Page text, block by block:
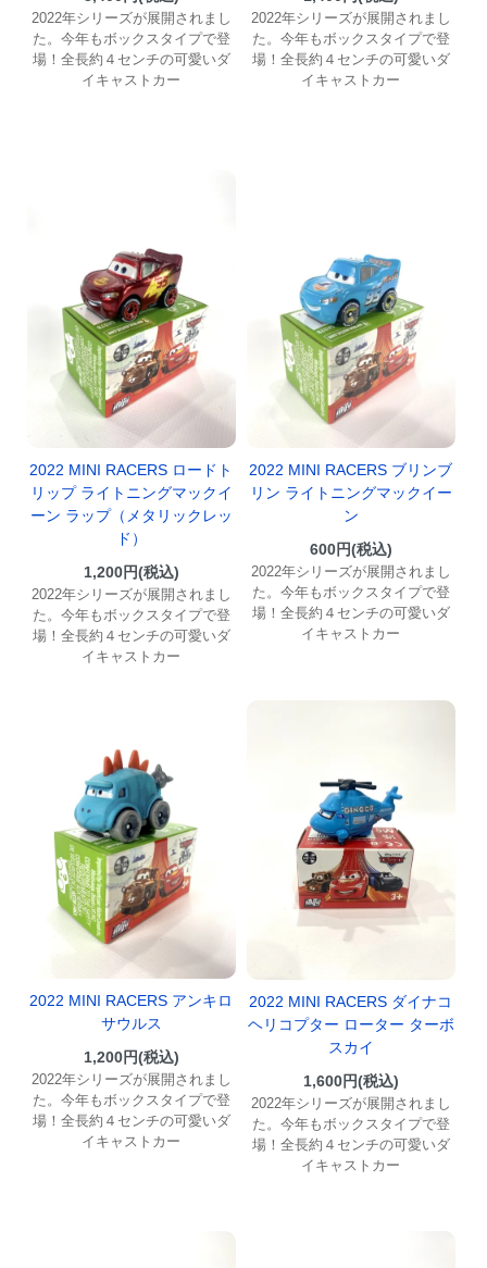
2022年シリーズが展開されまし
た。今年もボックスタイプで登
場！全長約４センチの可愛いダ
イキャストカー
2022年シリーズが展開されまし
た。今年もボックスタイプで登
場！全長約４センチの可愛いダ
イキャストカー
2022 MINI RACERS ロードト
リップ ライトニングマックイ
ーン ラップ（メタリックレッ
ド）
1,200円(税込)
2022年シリーズが展開されまし
た。今年もボックスタイプで登
場！全長約４センチの可愛いダ
イキャストカー
2022 MINI RACERS ブリンブ
リン ライトニングマックイー
ン
600円(税込)
2022年シリーズが展開されまし
た。今年もボックスタイプで登
場！全長約４センチの可愛いダ
イキャストカー
2022 MINI RACERS アンキロ
サウルス
1,200円(税込)
2022年シリーズが展開されまし
た。今年もボックスタイプで登
場！全長約４センチの可愛いダ
イキャストカー
2022 MINI RACERS ダイナコ
ヘリコプター ローター ターボ
スカイ
1,600円(税込)
2022年シリーズが展開されまし
た。今年もボックスタイプで登
場！全長約４センチの可愛いダ
イキャストカー